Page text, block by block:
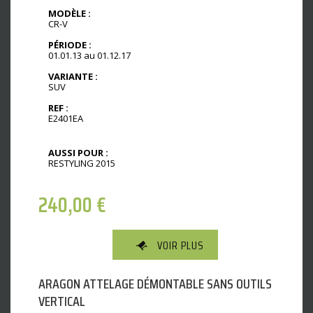
MODÈLE :
CR-V
PÉRIODE :
01.01.13 au 01.12.17
VARIANTE :
SUV
REF :
E2401EA
AUSSI POUR :
RESTYLING 2015
240,00€
VOIR PLUS
ARAGON ATTELAGE DÉMONTABLE SANS OUTILS
VERTICAL